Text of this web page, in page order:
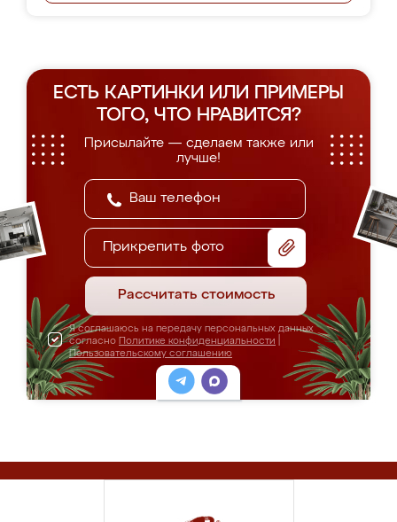
ЕСТЬ КАРТИНКИ ИЛИ ПРИМЕРЫ
ТОГО, ЧТО НРАВИТСЯ?
Присылайте — сделаем также или
лучше!
Прикрепить фото
Рассчитать стоимость
Я соглашаюсь на передачу персональных данных
согласно Политике конфиденциальности
Пользовательскому соглашению